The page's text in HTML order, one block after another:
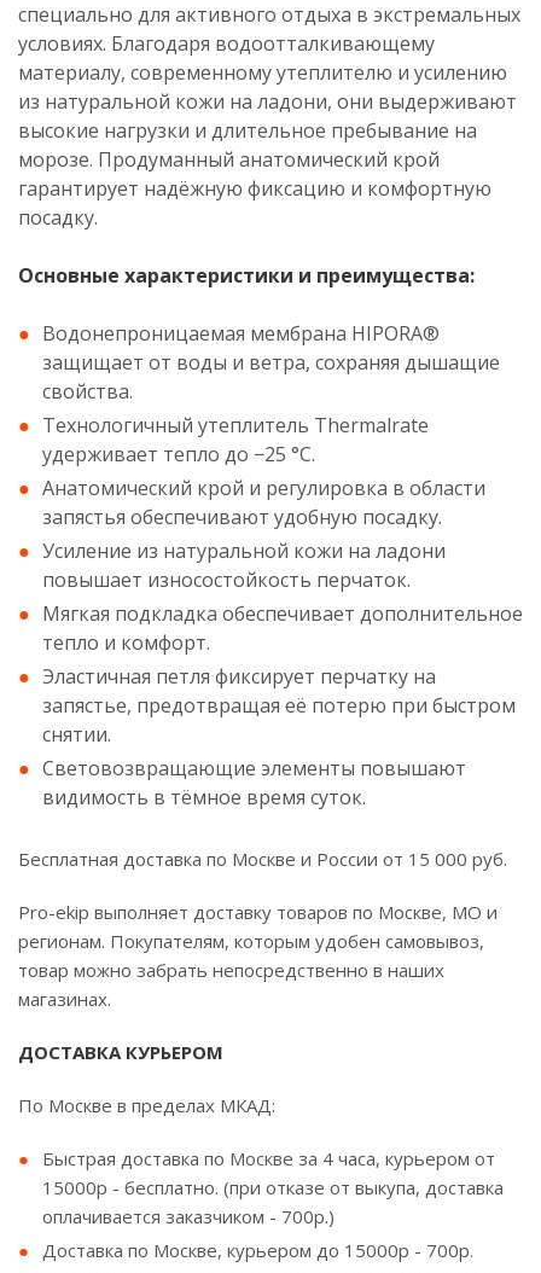
специально для активного отдыха в экстремальных
условиях. Благодаря водоотталкивающему
материалу, современному утеплителю и усилению
из натуральной кожи на ладони, они выдерживают
высокие нагрузки и длительное пребывание на
морозе. Продуманный анатомический крой
гарантирует надёжную фиксацию и комфортную
посадку.
Основные характеристики и преимущества:
Водонепроницаемая мембрана HIPORA®
защищает от воды и ветра, сохраняя дышащие
свойства.
Технологичный утеплитель Thermalrate
удерживает тепло до −25 °С.
Анатомический крой и регулировка в области
запястья обеспечивают удобную посадку.
Усиление из натуральной кожи на ладони
повышает износостойкость перчаток.
Мягкая подкладка обеспечивает дополнительное
тепло и комфорт.
Эластичная петля фиксирует перчатку на
запястье, предотвращая её потерю при быстром
снятии.
Световозвращающие элементы повышают
видимость в тёмное время суток.
Бесплатная доставка по Москве и России от 15 000 руб.
Pro-ekip выполняет доставку товаров по Москве, МО и
регионам. Покупателям, которым удобен самовывоз,
товар можно забрать непосредственно в наших
магазинах.
ДОСТАВКА КУРЬЕРОМ
По Москве в пределах МКАД:
Быстрая доставка по Москве за 4 часа, курьером от
15000р - бесплатно. (при отказе от выкупа, доставка
оплачивается заказчиком - 700р.)
Доставка по Москве, курьером до 15000р - 700р.